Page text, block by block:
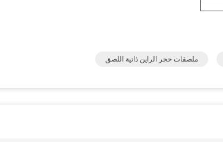
ملصقات حجر الراين ذاتية اللصق